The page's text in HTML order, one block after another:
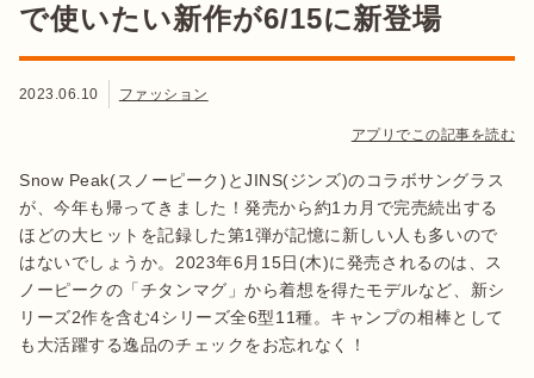
で使いたい新作が6/15に新登場
2023.06.10 ファッション
アプリでこの記事を読む
Snow Peak(スノーピーク)とJINS(ジンズ)のコラボサングラス
が、今年も帰ってきました！発売から約1カ月で完売続出する
ほどの大ヒットを記録した第1弾が記憶に新しい人も多いので
はないでしょうか。2023年6月15日(木)に発売されるのは、ス
ノーピークの「チタンマグ」から着想を得たモデルなど、新シ
リーズ2作を含む4シリーズ全6型11種。キャンプの相棒として
も大活躍する逸品のチェックをお忘れなく！